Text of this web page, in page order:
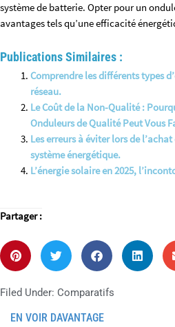
système de batterie. Opter pour un
avantages tels qu’une efficacité
Publications Similaires :
Comprendre les différents types
réseau.
Le Coût de la Non-Qualité :
Onduleurs de Qualité Peut Vous
Les erreurs à éviter lors de
système énergétique.
L’énergie solaire en 2025,
Partager :
Filed Under: Comparatifs
EN VOIR DAVANTAGE